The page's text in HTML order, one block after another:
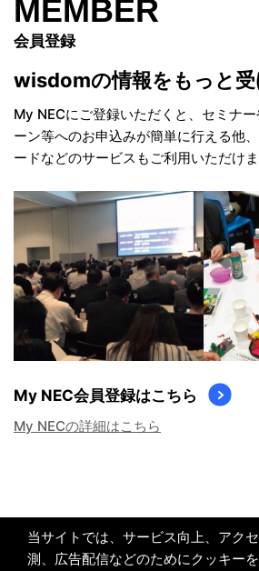
MEMBER
会員登録
wisdomの情報を もっと
My NECにご登録いただくと、セミナー
ーン等へのお申込みが簡単に行える他、
ードなどのサービスもご利用いただけま
My NEC会員登録はこちら
My NECの詳細はこちら
当サイトでは、サービス向上、アク
測、広告配信などのためにクッキー